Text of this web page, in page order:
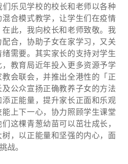
乐见学校的校长和老师以各种
合模式教学，让学生们在疫情
此，我向校长和老师致敬。我
合，协助子女在家学习，又关
需要。其实家长的支持对学生
教育局近年投入更多资源予学
会联会，并推出全港性的「正
公众宣扬正确教养子女的方法
正能量，提升家长正面和乐观
上下一心，协力照顾学生课堂
这棵青葱幼苗可以茁壮成长，
，以正能量和坚强的内心，面
战。